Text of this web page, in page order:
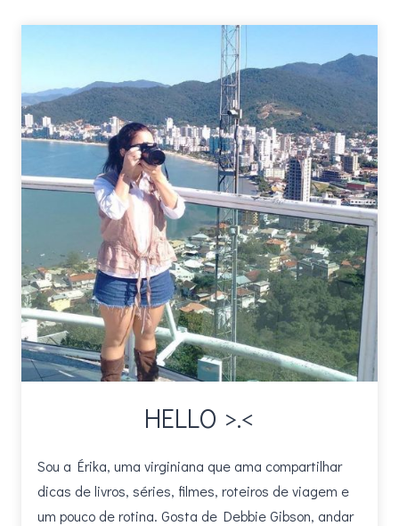
AUMENTAR
DO
SITE
HELLO >.<
Sou a Érika, uma virginiana que ama compartilhar
dicas de livros, séries, filmes, roteiros de viagem e
um pouco de rotina. Gosta de Debbie Gibson, andar